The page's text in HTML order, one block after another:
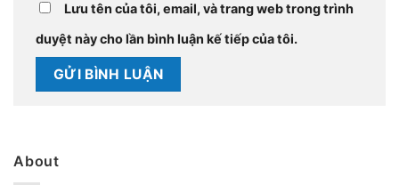
Lưu tên của tôi, email, và trang web trong trình
duyệt này cho lần bình luận kế tiếp của tôi.
About